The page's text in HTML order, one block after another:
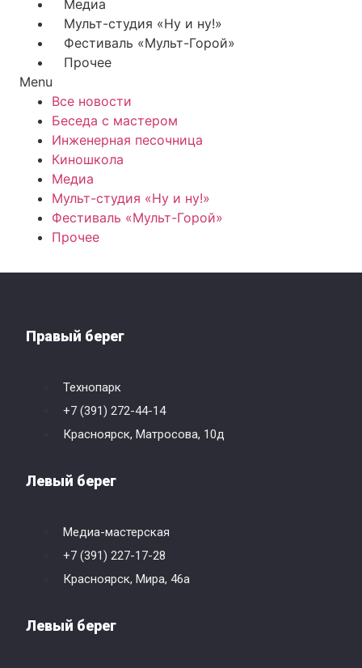
Медиа
Мульт-студия «Ну и ну!»
Фестиваль «Мульт-Горой»
Прочее
Menu
Все новости
Беседа с мастером
Инженерная песочница
Киношкола
Медиа
Мульт-студия «Ну и ну!»
Фестиваль «Мульт-Горой»
Прочее
Правый берег
Технопарк
+7 (391) 272-44-14
Красноярск, Матросова, 10д
Левый берег
Медиа-мастерская
+7 (391) 227-17-28
Красноярск, Мира, 46a
Левый берег